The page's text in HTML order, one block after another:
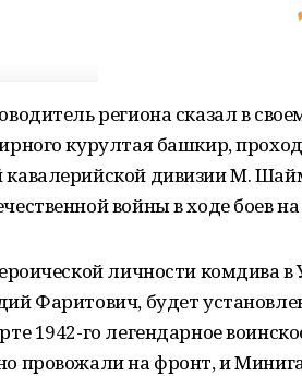
региона сказал в
курултая башкир,
дивизии М.
войны в ходе боев
личности комдива
Фаритович, будет
1942-го легендарное
провожали на фронт, и